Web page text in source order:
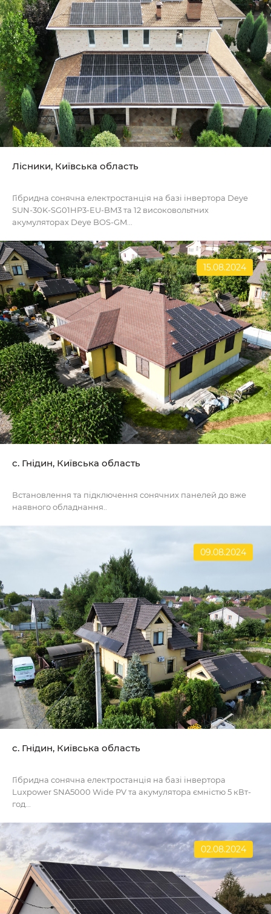
Лісники, Київська область
Гібридна сонячна електростанція на базі інвертора Deye
SUN-30K-SG01HP3-EU-BM3 та 12 високовольтних
акумуляторах Deye BOS-GM...
15.08.2024
с. Гнідин, Київська область
Встановлення та підключення сонячних панелей до вже
наявного обладнання..
09.08.2024
с. Гнідин, Київська область
Гібридна сонячна електростанція на базі інвертора
Luxpower SNA5000 Wide PV та акумулятора ємністю 5 кВт-
год...
02.08.2024